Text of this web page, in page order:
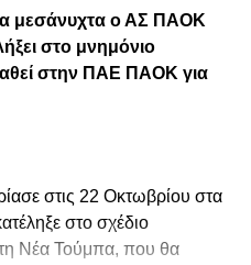
μας πτοεί τίποτα!»
μεσάνυχτα ο ΑΣ ΠΑΟΚ
στο μνημόνιο
στην ΠΑΕ ΠΑΟΚ για
στις 22 Οκτωβρίου στα
στο σχέδιο
τη Νέα Τούμπα, που θα